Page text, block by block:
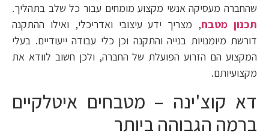
שהחברה מעסיקה אנשי מקצוע מומחים עבור כל שלב בתהליך.
תכנון מטבח, מצריך ידע עיצובי ואדריכלי, ואילו ההתקנה
דורשת מיומנויות בנייה והתקנה וכן כלי עבודה ייעודיים. בעלי
המקצוע הם הזרוע הפועלת של החברה, ולכן חשוב לוודא את
מקצועיותם.
דא קוצ'ינה – מטבחים איטלקיים
ברמה הגבוהה ביותר